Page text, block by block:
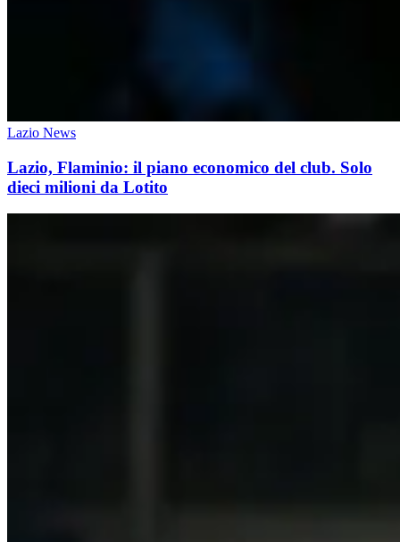
Lazio News
Lazio, Flaminio: il piano economico del club. Solo
dieci milioni da Lotito